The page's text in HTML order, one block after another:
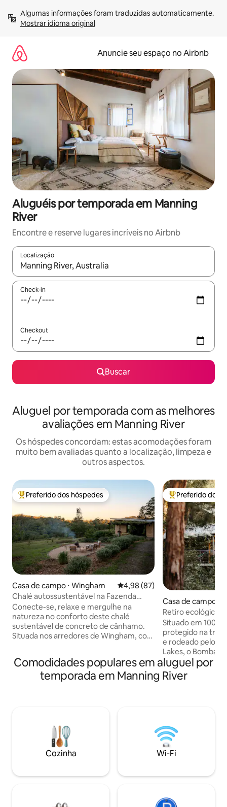
para
Mostrar idioma original
Anuncie seu espaço no Airbnb
Aluguéis por temporada em Manning
River
Encontre e reserve lugares incríveis no Airbnb
Localização
Quando os resultados estiverem disponíveis, explore-os
Check-in
Checkout
Buscar
Aluguel por temporada com as melhores
avaliações em Manning River
Os hóspedes concordam: estas acomodações foram
muito bem avaliadas quanto a localização, limpeza e
outros aspectos.
Entre os melhores preferidos dos hóspedes
Preferido dos hóspedes
Casa de campo ⋅ Wingham 4,98 de uma avaliação média
4,98 (87)
Chalé autossustentável na Fazenda
Simple Patch
Conecte-se, relaxe e mergulhe na
natureza no conforto deste chalé
sustentável de concreto de cânhamo.
Situada nos arredores de Wingham, com
privado de ervas e cama king-size com
roupa de cama de algodão, ela oferece
tranquilamente todo o conforto que
gravetos, enquanto ovos frescos da
fazenda recebem você na chegada,
prontos para uma manhã tranquila em
Entre os
Preferido dos
Casa de campo ⋅
int
Retiro ecológico |
Fogueira
Situado em 100
protegido na
e rodeado pelo
Lakes, o Bombah
um lugar para
se e respirar
com o canto dos
especial, em
simplesmente
oferece uma
reconectar com a
Comodidades populares em aluguel por
temporada em Manning River
Cozinha Wi-Fi